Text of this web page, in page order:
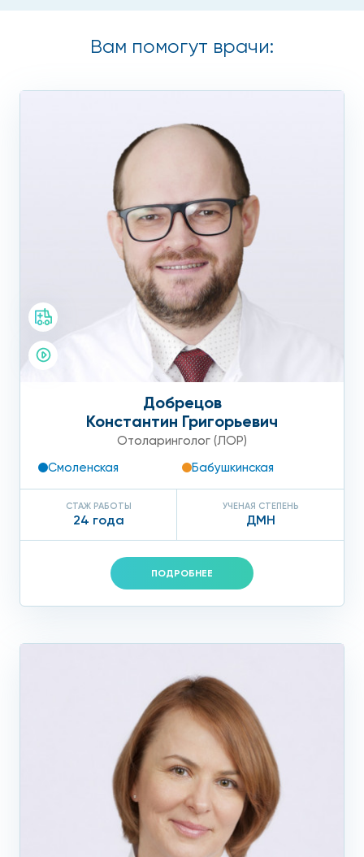
Вам помогут врачи:
Добрецов
Константин Григорьевич
Отоларинголог (ЛОР)
Смоленская
Бабушкинская
СТАЖ РАБОТЫ
24 года
УЧЕНАЯ СТЕПЕНЬ
ДМН
ПОДРОБНЕЕ